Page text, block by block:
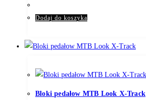
Dodaj do koszyka
Bloki pedałow MTB Look X-Track